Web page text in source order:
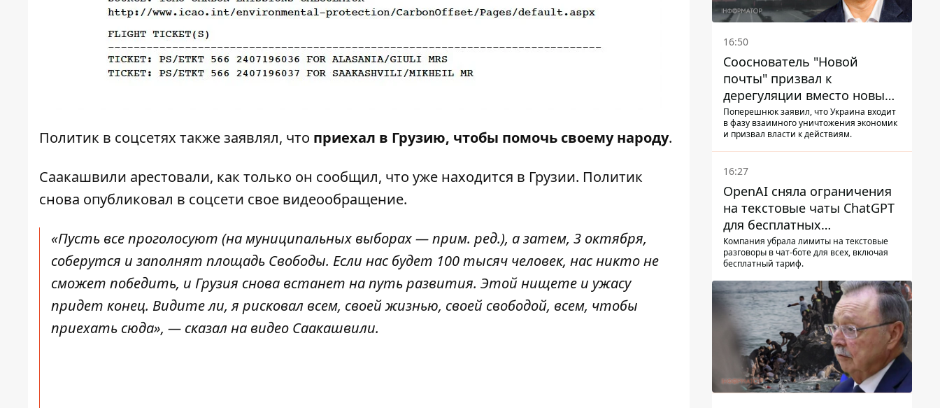
Политик в соцсетях также заявлял, что приехал в Грузию, чтобы помочь своему народу.
Саакашвили арестовали, как только он сообщил, что уже находится в Грузии. Политик
снова опубликовал в соцсети свое видеообращение.
«Пусть все проголосуют (на муниципальных выборах — прим. ред.), а затем, 3 октября,
соберутся и заполнят площадь Свободы. Если нас будет 100 тысяч человек, нас никто не
сможет победить, и Грузия снова встанет на путь развития. Этой нищете и ужасу
придет конец. Видите ли, я рисковал всем, своей жизнью, своей свободой, всем, чтобы
приехать сюда», — сказална видео Саакашвили.
16:50
Сооснователь "Новой
почты" призвал к
дерегуляции вместо новых
налогов - Гетманцев против
Поперешнюк заявил, что Украина входит
в фазу взаимного уничтожения экономик
и призвал власти к действиям.
16:27
OpenAI сняла ограничения
на текстовые чаты ChatGPT
для бесплатных
пользователей
Компания убрала лимиты на текстовые
разговоры в чат-боте для всех, включая
бесплатный тариф.